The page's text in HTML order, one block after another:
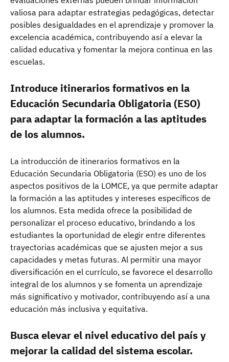
valiosa para adaptar estrategias pedagógicas, detectar
posibles desigualdades en el aprendizaje y promover la
excelencia académica, contribuyendo así a elevar la
calidad educativa y fomentar la mejora continua en las
escuelas.
Introduce itinerarios formativos en la
Educación Secundaria Obligatoria (ESO)
para adaptar la formación a las aptitudes
de los alumnos.
La introducción de itinerarios formativos en la
Educación Secundaria Obligatoria (ESO) es uno de los
aspectos positivos de la LOMCE, ya que permite adaptar
la formación a las aptitudes y intereses específicos de
los alumnos. Esta medida ofrece la posibilidad de
personalizar el proceso educativo, brindando a los
estudiantes la oportunidad de elegir entre diferentes
trayectorias académicas que se ajusten mejor a sus
capacidades y metas futuras. Al permitir una mayor
diversificación en el currículo, se favorece el desarrollo
integral de los alumnos y se fomenta un aprendizaje
más significativo y motivador, contribuyendo así a una
educación más inclusiva y equitativa.
Busca elevar el nivel educativo del país y
mejorar la calidad del sistema escolar.